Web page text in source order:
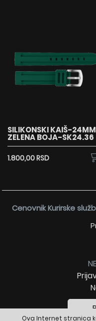
Ova Internet stranica
SILIKONSKI KAIŠ-
ZELENA BOJA-SK24.36
1.800,00 RSD
Cenovnik Kurirske